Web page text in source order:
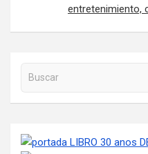
entretenimiento,
Buscar en la web